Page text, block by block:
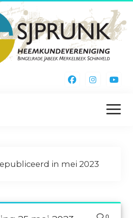
menu
openen
in mei 2023